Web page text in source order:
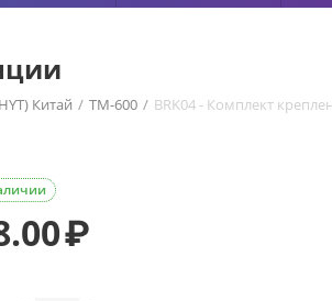
Китай / TM-600 / BRK04 - Комплект
₽